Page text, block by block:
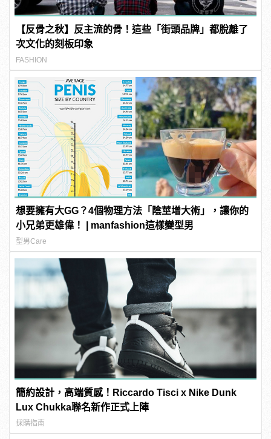
【反骨之秋】反主流的骨！這些「街頭品牌」都脫離了
次文化的刻板印象
FASHION
想要擁有大GG？4個物理方法「陰莖增大術」，讓你的
小兄弟更雄偉！ | manfashion這樣變型男
型男Care
簡約設計，高端質感！Riccardo Tisci x Nike Dunk
Lux Chukka聯名新作正式上陣
採購指南